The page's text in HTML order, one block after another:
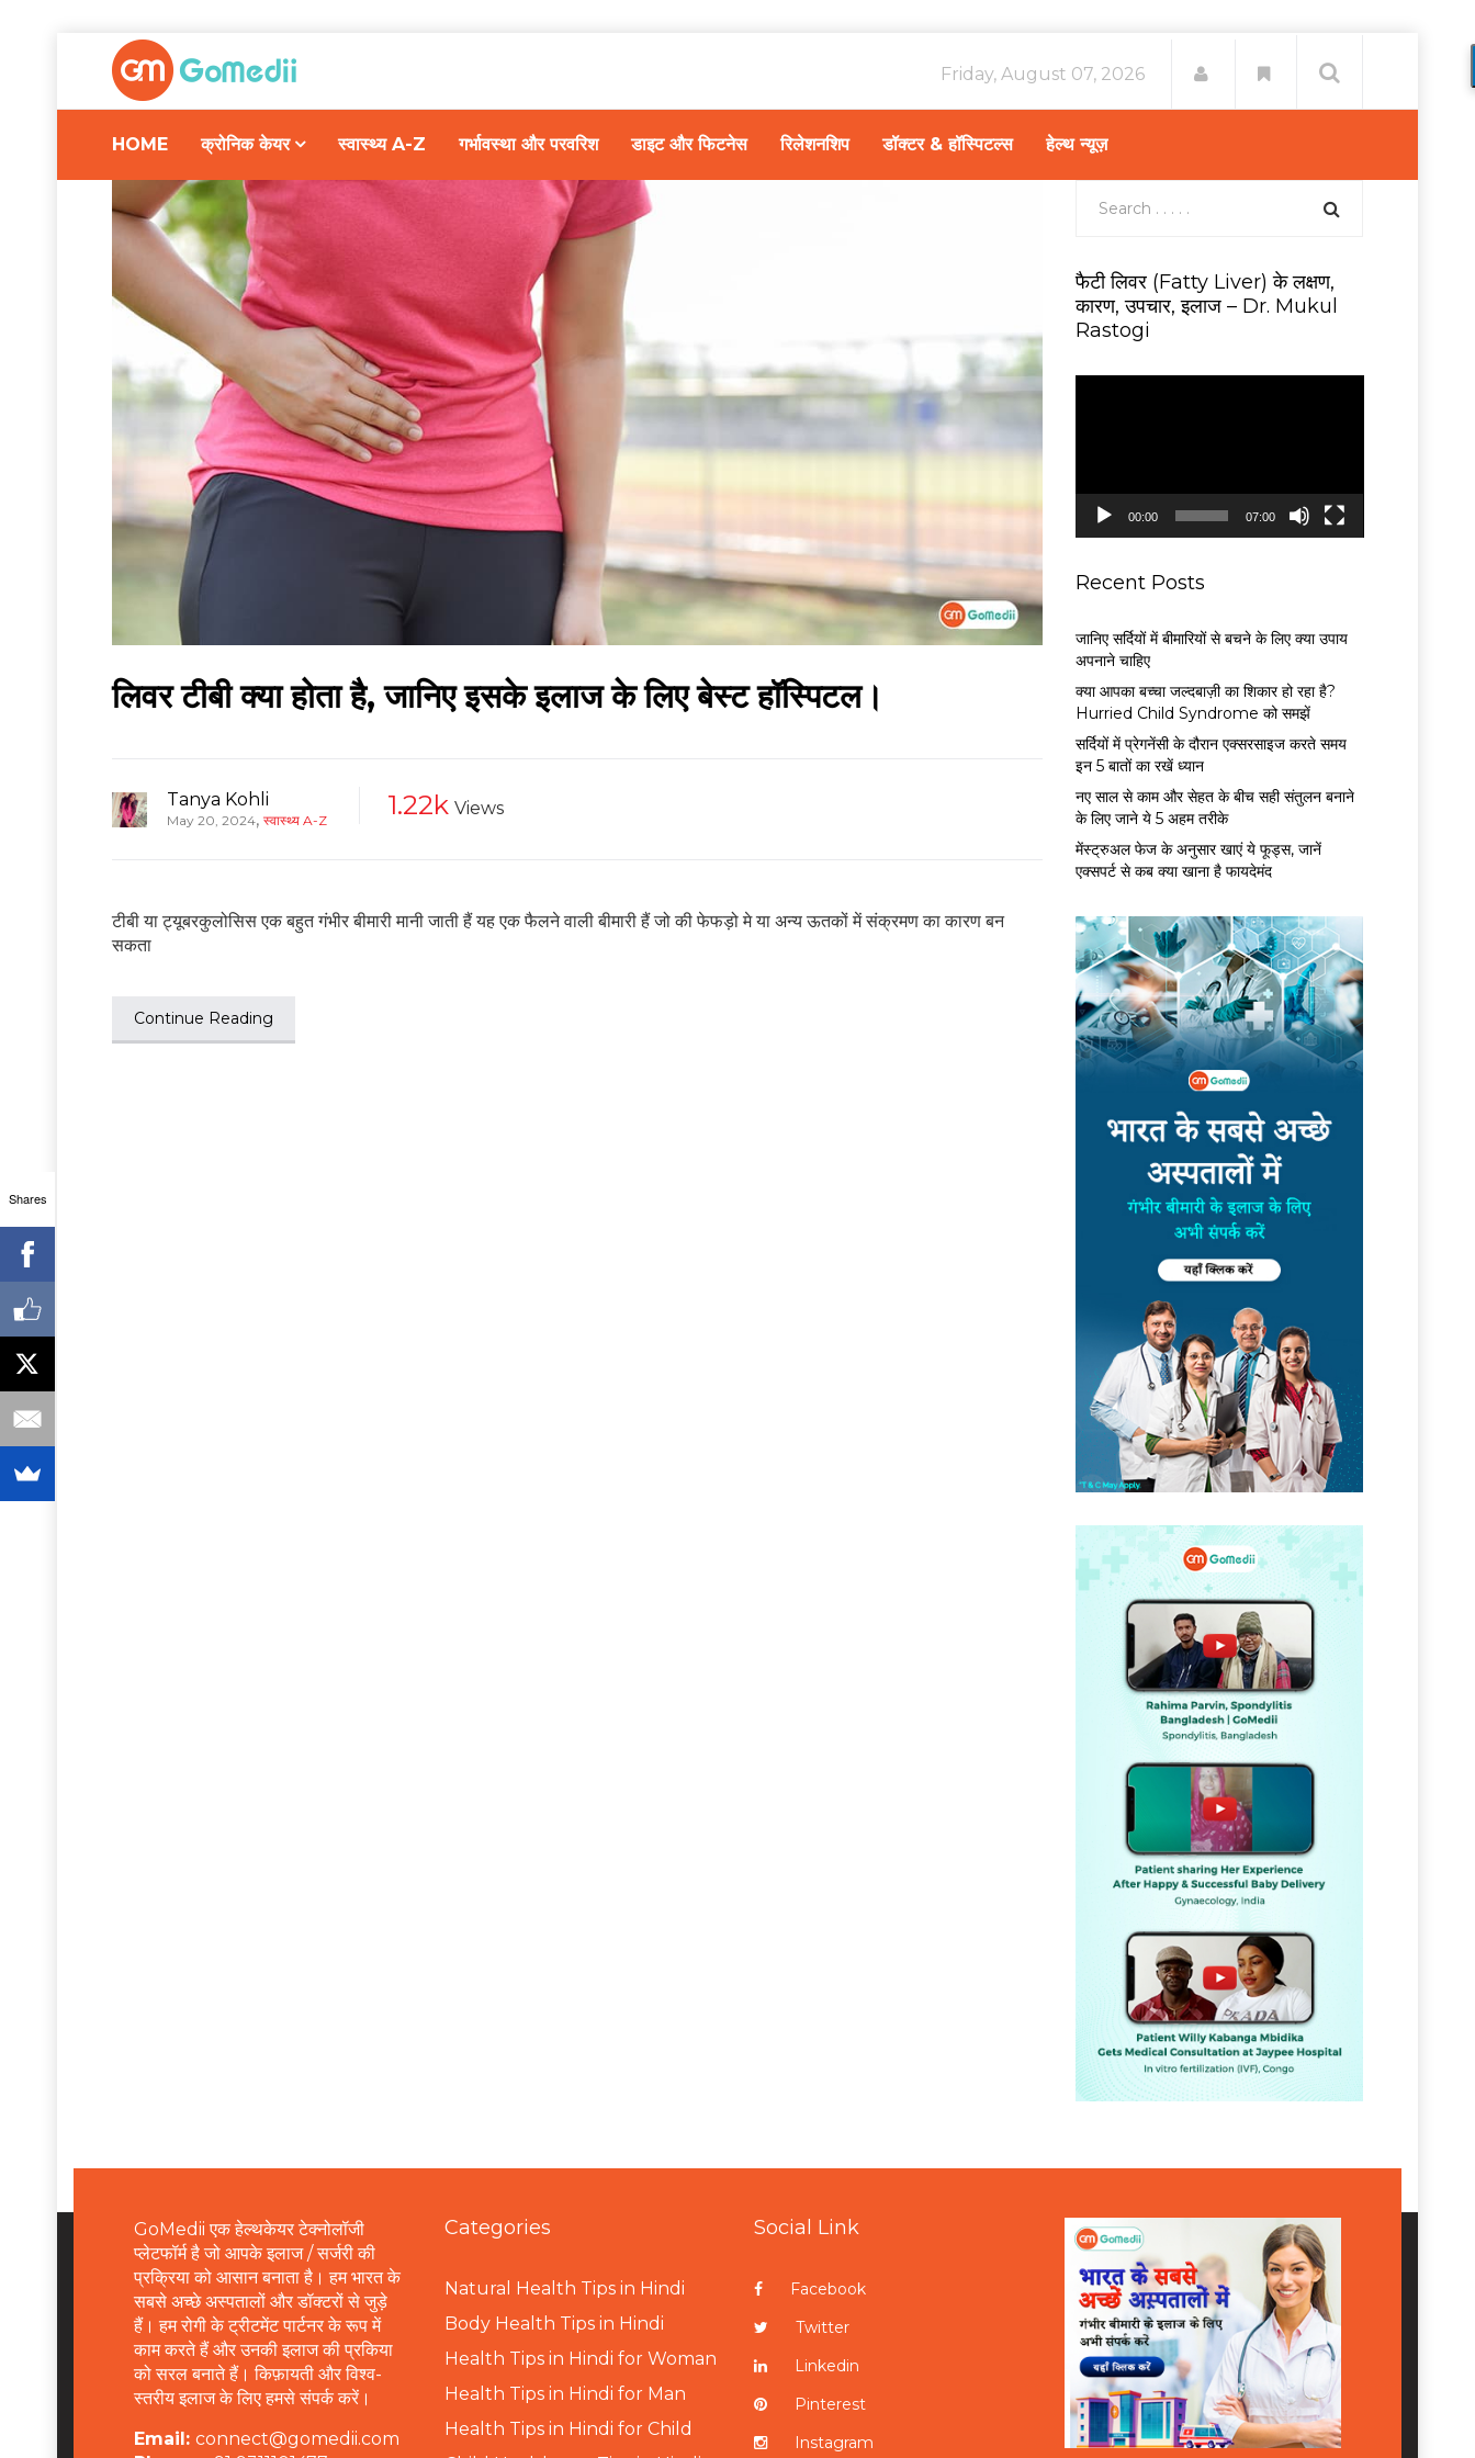
Friday, August 07, 2026
HOME क्रोनिक केयर स्वास्थ्य A-Z गर्भावस्था और परवरिश डाइट और फिटनेस रिलेशनशिप डॉक्टर & हॉस्पिटल्स हेल्थ न्यूज़
लिवर टीबी क्या होता है, जानिए इसके इलाज के लिए बेस्ट हॉस्पिटल।
Tanya Kohli
May 20, 2024, स्वास्थ्य A-Z 1.22k Views
टीबी या ट्यूबरकुलोसिस एक बहुत गंभीर बीमारी मानी जाती हैं यह एक फैलने वाली बीमारी हैं जो की फेफड़ो मे या अन्य ऊतकों में संक्रमण का कारण बन
सकता
Continue Reading
फैटी लिवर (Fatty Liver) के लक्षण,
कारण, उपचार, इलाज – Dr. Mukul
Rastogi
y
00:00 07:00
Recent Posts
जानिए सर्दियों में बीमारियों से बचने के लिए क्या उपाय
अपनाने चाहिए
क्या आपका बच्चा जल्दबाज़ी का शिकार हो रहा है?
Hurried Child Syndrome को समझें
सर्द‍ियों में प्रेगनेंसी के दौरान एक्सरसाइज करते समय
इन 5 बातों का रखें ध्यान
नए साल से काम और सेहत के बीच सही संतुलन बनाने
के लिए जाने ये 5 अहम तरीके
मेंस्ट्रुअल फेज के अनुसार खाएं ये फूड्स, जानें
एक्सपर्ट से कब क्या खाना है फायदेमंद
GoMedii एक हेल्थकेयर टेक्नोलॉजी
प्लेटफॉर्म है जो आपके इलाज / सर्जरी की
प्रक्रिया को आसान बनाता है। हम भारत के
सबसे अच्छे अस्पतालों और डॉक्टरों से जुड़े
हैं। हम रोगी के ट्रीटमेंट पार्टनर के रूप में
काम करते हैं और उनकी इलाज की प्रकिया
को सरल बनाते हैं। किफ़ायती और विश्व-
स्तरीय इलाज के लिए हमसे संपर्क करें।
Email: connect@gomedii.com
Categories
Natural Health Tips in Hindi
Body Health Tips in Hindi
Health Tips in Hindi for Woman
Health Tips in Hindi for Man
Health Tips in Hindi for Child
Social Link
Facebook
Twitter
Linkedin
Pinterest
Instagram
Shares